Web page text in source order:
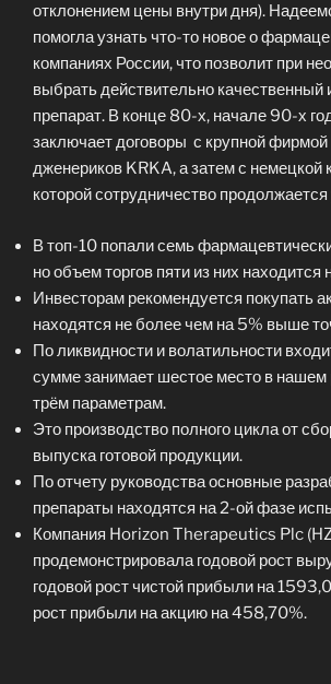
отклонением цены внутри дня).
помогла узнать что-то новое о
компаниях России, что позволит при
выбрать действительно
препарат. В конце 80-х, начале 90-х
заключает договоры с крупной фирмой
дженериков KRKA, а затем с немецкой
которой сотрудничество
В топ-10 попали семь
но объем торгов пяти из них находится
Инвесторам рекомендуется покупать
находятся не более чем на 5% выше
По ликвидности и волатильности
сумме занимает шестое место в нашем
трём параметрам.
Это производство полного цикла от
выпуска готовой продукции.
По отчету руководства основные
препараты находятся на 2-ой фазе
Компания Horizon Therapeutics Plc
продемонстрировала годовой рост
годовой рост чистой прибыли на
рост прибыли на акцию на 458,70%.